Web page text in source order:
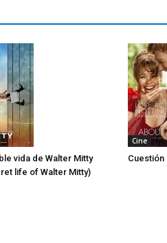
vida de Walter Mitty
life of Walter Mitty)
Cine